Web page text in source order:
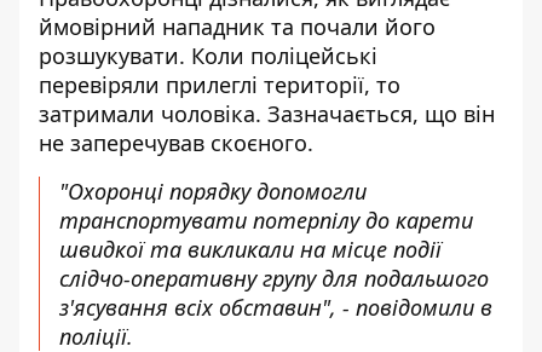
ймовірний нападник та почали його
розшукувати. Коли поліцейські
перевіряли прилеглі території, то
затримали чоловіка. Зазначається, що він
не заперечував скоєного.
"Охоронці порядку допомогли
транспортувати потерпілу до карети
швидкої та викликали на місце події
слідчо-оперативну групу для подальшого
з'ясування всіх обставин", - повідомили в
поліції.